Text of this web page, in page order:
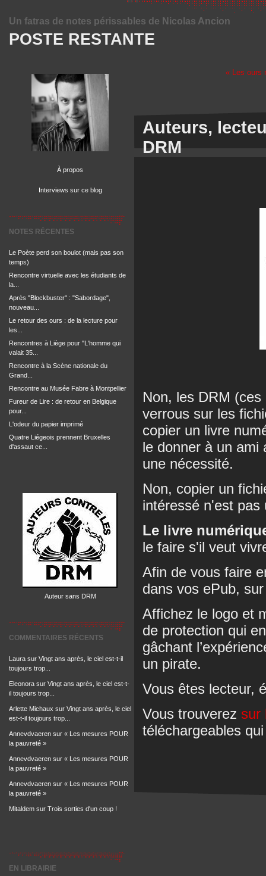
POSTE RESTANTE
Un fatras de notes périssables de Nicolas Ancion
À propos
Interviews sur ce blog
NOTES RÉCENTES
Le Poète perd son boulot (mais pas son
temps)
Rencontre virtuelle avec les étudiants de
la...
Après "Blockbuster" : "Sabordage",
nouveau...
Le retour des ours : de la lecture pour
les...
Rencontres à Liège pour "L'homme qui
valait 35...
Rencontre à la Scène nationale du
Grand...
Rencontre au Musée Fabre à Montpellier
Fureur de Lire : de retour en Belgique
pour...
L'odeur du papier imprimé
Quatre Liégeois prennent Bruxelles
d'assaut ce...
Auteur sans DRM
COMMENTAIRES RÉCENTS
Laura sur Vingt ans après, le ciel est-t-il
toujours trop...
Eleonora sur Vingt ans après, le ciel est-t-
il toujours trop...
Arlette Michaux sur Vingt ans après, le ciel
est-t-il toujours trop...
Annevdvaeren sur « Les mesures POUR
la pauvreté »
Annevdvaeren sur « Les mesures POUR
la pauvreté »
Annevdvaeren sur « Les mesures POUR
la pauvreté »
Mitaldem sur Trois sorties d'un coup !
EN LIBRAIRIE
« Les ours
Auteurs,
DRM
Non, les DRM
verrous sur les
copier un livre
le donner à un ami
une nécessité.
Non, copier un
intéressé n'est pas
Le livre
le faire s'il veut
Afin de vous faire
dans vos ePub,
Affichez le logo et
de protection qui
gâchant
un pirate.
Vous êtes lecteur,
Vous trouverez sur
téléchargeables